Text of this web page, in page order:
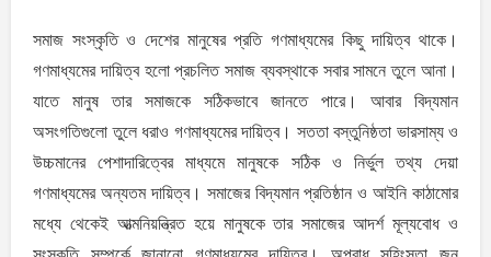
সমাজ সংস্কৃতি ও দেশের মানুষের প্রতি গণমাধ্যমের কিছু দায়িত্ব থাকে।
গণমাধ্যমের দায়িত্ব হলো প্রচলিত সমাজ ব্যবস্থাকে সবার সামনে তুলে আনা।
যাতে মানুষ তার সমাজকে সঠিকভাবে জানতে পারে। আবার বিদ্যমান
অসংগতিগুলো তুলে ধরাও গণমাধ্যমের দায়িত্ব। সততা বস্তুনিষ্ঠতা ভারসাম্য ও
উচ্চমানের পেশাদারিত্বের মাধ্যমে মানুষকে সঠিক ও নির্ভুল তথ্য দেয়া
গণমাধ্যমের অন্যতম দায়িত্ব। সমাজের বিদ্যমান প্রতিষ্ঠান ও আইনি কাঠামোর
মধ্যে থেকেই আত্মনিয়ন্ত্রিত হয়ে মানুষকে তার সমাজের আদর্শ মূল্যবোধ ও